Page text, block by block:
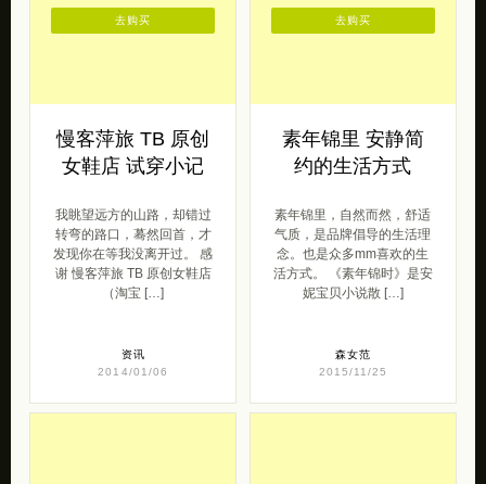
慢客萍旅 TB 原创
女鞋店 试穿小记
我眺望远方的山路，却错过
转弯的路口，蓦然回首，才
发现你在等我没离开过。 感
谢 慢客萍旅 TB 原创女鞋店
（淘宝 […]
资讯
2014/01/06
去购买
素年锦里 安静简
约的生活方式
素年锦里，自然而然，舒适
气质，是品牌倡导的生活理
念。也是众多mm喜欢的生
活方式。 《素年锦时》是安
妮宝贝小说散 […]
森女范
2015/11/25
去购买